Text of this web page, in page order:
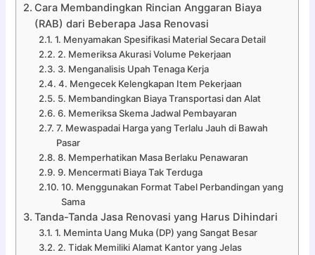
Cara Membandingkan Rincian Anggaran Biaya
(RAB) dari Beberapa Jasa Renovasi
1. Menyamakan Spesifikasi Material Secara Detail
2. Memeriksa Akurasi Volume Pekerjaan
3. Menganalisis Upah Tenaga Kerja
4. Mengecek Kelengkapan Item Pekerjaan
5. Membandingkan Biaya Transportasi dan Alat
6. Memeriksa Skema Jadwal Pembayaran
7. Mewaspadai Harga yang Terlalu Jauh di Bawah
Pasar
8. Memperhatikan Masa Berlaku Penawaran
9. Mencermati Biaya Tak Terduga
10. Menggunakan Format Tabel Perbandingan yang
Sama
Tanda-Tanda Jasa Renovasi yang Harus Dihindari
1. Meminta Uang Muka (DP) yang Sangat Besar
2. Tidak Memiliki Alamat Kantor yang Jelas